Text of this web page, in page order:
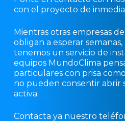
con el proyecto de
Mientras otras empresas
obligan a esperar
tenemos un servicio de
equipos MundoClima
particulares con prisa
no pueden consentir abrir
activa.
Contacta ya nuestro